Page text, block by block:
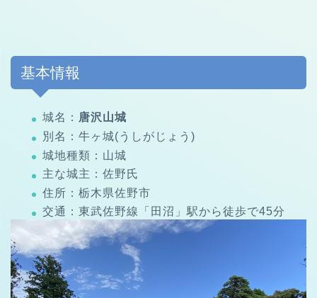
基本情報
城名： 唐沢山城
別名：牛ヶ城(うしがじょう)
城地種類：山城
主な城主：佐野氏
住所：栃木県佐野市
交通：東武佐野線「田沼」駅から徒歩で45分